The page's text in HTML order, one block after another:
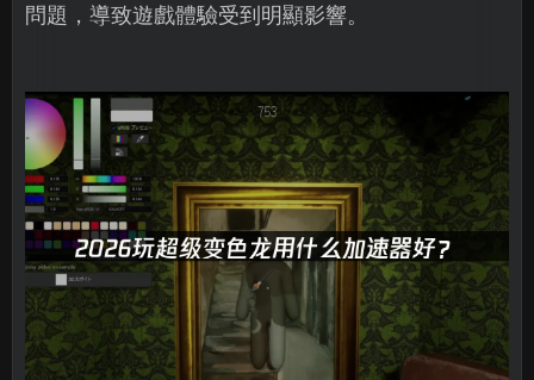
問題，導致遊戲體驗受到明顯影響。